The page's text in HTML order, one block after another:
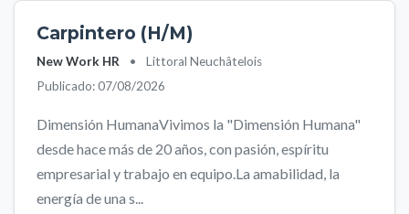
Carpintero (H/M)
New Work HR •
Littoral Neuchâtelois
Publicado: 07/08/2026
Dimensión HumanaVivimos la "Dimensión Humana"
desde hace más de 20 años, con pasión, espíritu
empresarial y trabajo en equipo.La amabilidad, la
energía de una s...